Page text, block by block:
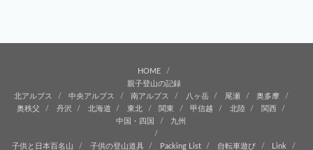
HOME
親子登山の記録
北アルプス
中央アルプス 南アルプス 八ヶ岳 尾瀬
奥多摩
奥秩父
丹沢 北海道 東北 関東 甲信越 北陸
関西
中国・四国
九州
子供と日本百名山 子供の登山道具 Packing List 自転車遊び Link